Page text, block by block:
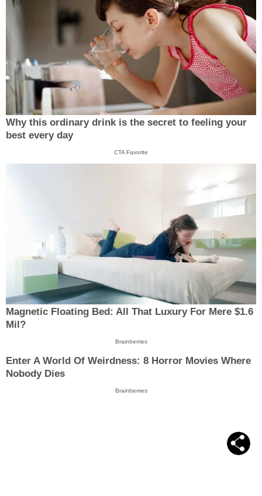
Why this ordinary drink is the secret to feeling your
best every day
CTA Favorite
Magnetic Floating Bed: All That Luxury For Mere $1.6
Mil?
Brainberries
Enter A World Of Weirdness: 8 Horror Movies Where
Nobody Dies
Brainberries